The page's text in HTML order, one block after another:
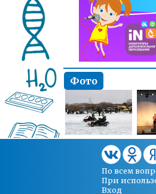
Фото
По всем
При
Вход